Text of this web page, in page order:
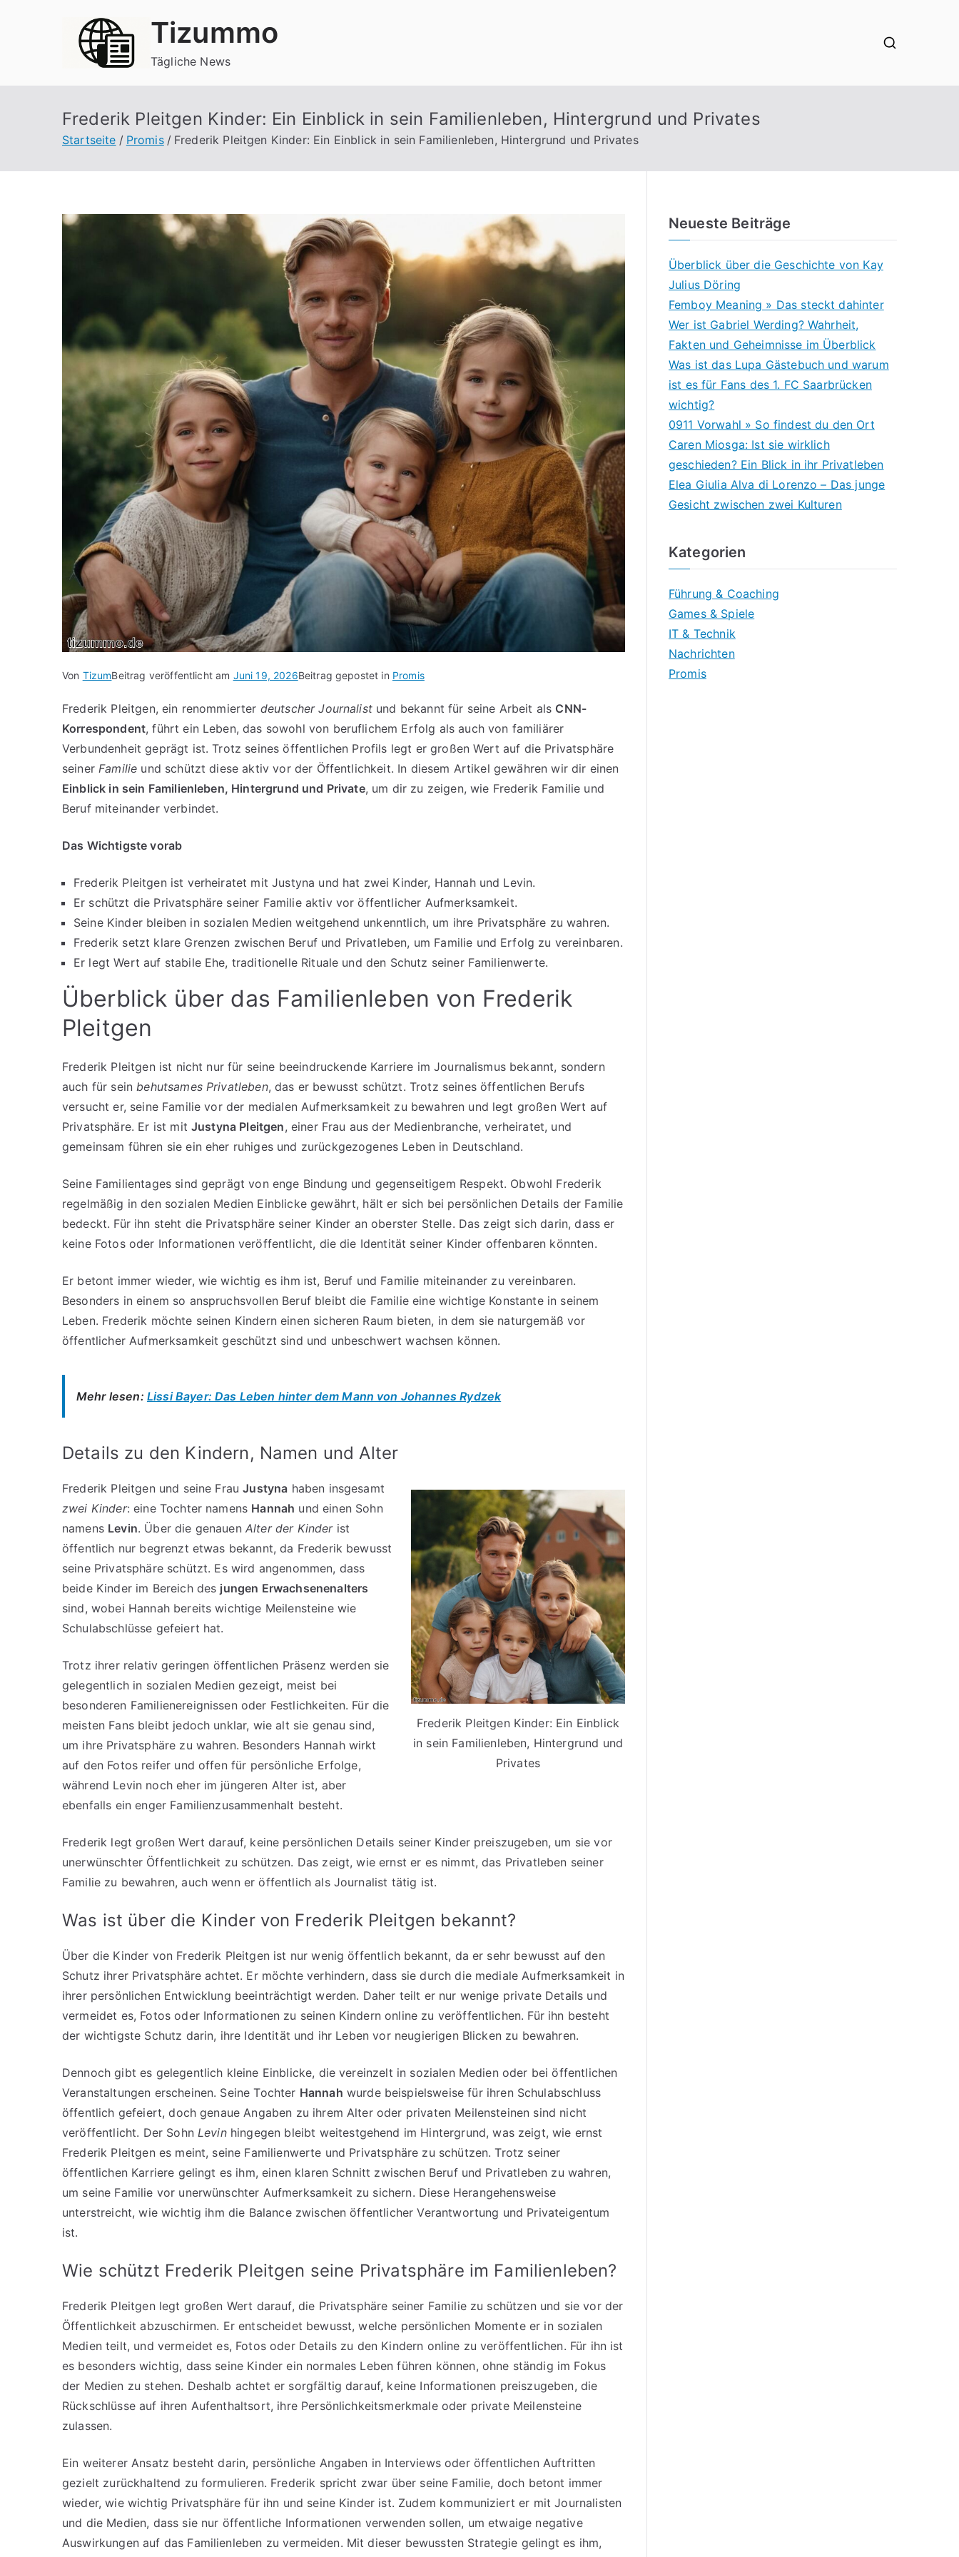
Tizummo
Tägliche News
Frederik Pleitgen Kinder: Ein Einblick in sein Familienleben, Hintergrund und Privates
Startseite Promis Frederik Pleitgen Kinder: Ein Einblick in sein Familienleben, Hintergrund und Privates
Von TizumBeitrag veröffentlicht am Juni 19, 2026Beitrag gepostet in Promis
Frederik Pleitgen, ein renommierter deutscher Journalistund bekannt für seine Arbeit als CNN-
Korrespondent, führt ein Leben, das sowohl von beruflichem Erfolg als auch von familiärer
Verbundenheit geprägt ist. Trotz seines öffentlichen Profils legt er großen Wert auf die Privatsphäre
seiner Familie und schützt diese aktiv vor der Öffentlichkeit. In diesem Artikel gewähren wir dir einen
Einblick in sein Familienleben, Hintergrund und Private, um dir zu zeigen, wie Frederik Familie und
Beruf miteinander verbindet.
Das Wichtigste vorab
Frederik Pleitgen ist verheiratet mit Justyna und hat zwei Kinder, Hannah und Levin.
Er schützt die Privatsphäre seiner Familie aktiv vor öffentlicher Aufmerksamkeit.
Seine Kinder bleiben in sozialen Medien weitgehend unkenntlich, um ihre Privatsphäre zu wahren.
Frederik setzt klare Grenzen zwischen Beruf und Privatleben, um Familie und Erfolg zu vereinbaren.
Er legt Wert auf stabile Ehe, traditionelle Rituale und den Schutz seiner Familienwerte.
Überblick über das Familienleben von Frederik
Pleitgen
Frederik Pleitgen ist nicht nur für seine beeindruckende Karriere im Journalismus bekannt, sondern
auch für sein behutsames Privatleben, das er bewusst schützt. Trotz seines öffentlichen Berufs
versucht er, seine Familie vor der medialen Aufmerksamkeit zu bewahren und legt großen Wert auf
Privatsphäre. Er ist mitJustyna Pleitgen, einer Frau aus der Medienbranche, verheiratet, und
gemeinsam führen sie ein eher ruhiges und zurückgezogenes Leben in Deutschland.
Seine Familientages sind geprägt von enge Bindung und gegenseitigem Respekt. Obwohl Frederik
regelmäßig in den sozialen Medien Einblicke gewährt, hält er sich bei persönlichen Details der Familie
bedeckt. Für ihn steht die Privatsphäre seiner Kinder an oberster Stelle. Das zeigt sich darin, dass er
keine Fotos oder Informationen veröffentlicht, die die Identität seiner Kinder offenbaren könnten.
Er betont immer wieder, wie wichtig es ihm ist, Beruf und Familie miteinander zu vereinbaren.
Besonders in einem so anspruchsvollen Beruf bleibt die Familie eine wichtige Konstante in seinem
Leben. Frederik möchte seinen Kindern einen sicheren Raum bieten, in dem sie naturgemäß vor
öffentlicher Aufmerksamkeit geschützt sind und unbeschwert wachsen können.
Mehr lesen: Lissi Bayer: Das Leben hinter dem Mann von Johannes Rydzek
Details zu den Kindern, Namen und Alter
Frederik Pleitgen Kinder: Ein Einblick
in sein Familienleben, Hintergrund und
Privates
Frederik Pleitgen und seine FrauJustyna haben insgesamt
zwei Kinder: eine Tochter namens Hannah und einen Sohn
namens Levin. Über die genauen Alter der Kinderist
öffentlich nur begrenzt etwas bekannt, da Frederik bewusst
seine Privatsphäre schützt. Es wird angenommen, dass
beide Kinder im Bereich des jungen Erwachsenenalters
sind, wobei Hannah bereits wichtige Meilensteine wie
Schulabschlüsse gefeiert hat.
Trotz ihrer relativ geringen öffentlichen Präsenz werden sie
gelegentlich in sozialen Medien gezeigt, meist bei
besonderen Familienereignissen oder Festlichkeiten. Für die
meisten Fans bleibt jedoch unklar, wie alt sie genau sind,
um ihre Privatsphäre zu wahren. Besonders Hannah wirkt
auf den Fotos reifer und offen für persönliche Erfolge,
während Levin noch eher im jüngeren Alter ist, aber
ebenfalls ein enger Familienzusammenhalt besteht.
Frederik legt großen Wert darauf, keine persönlichen Details seiner Kinder preiszugeben, um sie vor
unerwünschter Öffentlichkeit zu schützen. Das zeigt, wie ernst er es nimmt, das Privatleben seiner
Familie zu bewahren, auch wenn er öffentlich als Journalist tätig ist.
Was ist über die Kinder von Frederik Pleitgen bekannt?
Über die Kinder von Frederik Pleitgen ist nur wenig öffentlich bekannt, da er sehr bewusst auf den
Schutz ihrer Privatsphäre achtet. Er möchte verhindern, dass sie durch die mediale Aufmerksamkeit in
ihrer persönlichen Entwicklung beeinträchtigt werden. Daher teilt er nur wenige private Details und
vermeidet es, Fotos oder Informationen zu seinen Kindern online zu veröffentlichen. Für ihn besteht
der wichtigste Schutz darin, ihre Identität und ihr Leben vor neugierigen Blicken zu bewahren.
Dennoch gibt es gelegentlich kleine Einblicke, die vereinzelt in sozialen Medien oder bei öffentlichen
Veranstaltungen erscheinen. Seine Tochter Hannah wurde beispielsweise für ihren Schulabschluss
öffentlich gefeiert, doch genaue Angaben zu ihrem Alter oder privaten Meilensteinen sind nicht
veröffentlicht. Der Sohn Levinhingegen bleibt weitestgehend im Hintergrund, was zeigt, wie ernst
Frederik Pleitgen es meint, seine Familienwerte und Privatsphäre zu schützen. Trotz seiner
öffentlichen Karriere gelingt es ihm, einen klaren Schnitt zwischen Beruf und Privatleben zu wahren,
um seine Familie vor unerwünschter Aufmerksamkeit zu sichern. Diese Herangehensweise
unterstreicht, wie wichtig ihm die Balance zwischen öffentlicher Verantwortung und Privateigentum
ist.
Wie schützt Frederik Pleitgen seine Privatsphäre im Familienleben?
Frederik Pleitgen legt großen Wert darauf, die Privatsphäre seiner Familie zu schützen und sie vor der
Öffentlichkeit abzuschirmen. Er entscheidet bewusst, welche persönlichen Momente er in sozialen
Medien teilt, und vermeidet es, Fotos oder Details zu den Kindern online zu veröffentlichen. Für ihn ist
es besonders wichtig, dass seine Kinder ein normales Leben führen können, ohne ständig im Fokus
der Medien zu stehen. Deshalb achtet er sorgfältig darauf, keine Informationen preiszugeben, die
Rückschlüsse auf ihren Aufenthaltsort, ihre Persönlichkeitsmerkmale oder private Meilensteine
zulassen.
Ein weiterer Ansatz besteht darin, persönliche Angaben in Interviews oder öffentlichen Auftritten
gezielt zurückhaltend zu formulieren. Frederik spricht zwar über seine Familie, doch betont immer
wieder, wie wichtig Privatsphäre für ihn und seine Kinder ist. Zudem kommuniziert er mit Journalisten
und die Medien, dass sie nur öffentliche Informationen verwenden sollen, um etwaige negative
Auswirkungen auf das Familienleben zu vermeiden. Mit dieser bewussten Strategie gelingt es ihm,
Neueste Beiträge
Überblick über die Geschichte von Kay
Julius Döring
Femboy Meaning » Das steckt dahinter
Wer ist Gabriel Werding? Wahrheit,
Fakten und Geheimnisse im Überblick
Was ist das Lupa Gästebuch und warum
ist es für Fans des 1. FC Saarbrücken
wichtig?
0911 Vorwahl » So findest du den Ort
Caren Miosga: Ist sie wirklich
geschieden? Ein Blick in ihr Privatleben
Elea Giulia Alva di Lorenzo – Das junge
Gesicht zwischen zwei Kulturen
Kategorien
Führung & Coaching
Games & Spiele
IT & Technik
Nachrichten
Promis